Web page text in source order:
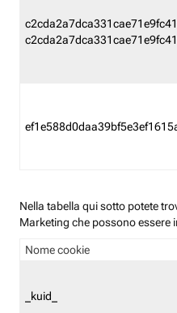
Nella tabella qui sotto potete
Marketing che possono
Nome cookie
_kuid_